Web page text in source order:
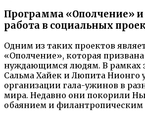
Программа «Ополчение» и
работа в социальных
Одним из таких проектов
«Ополчение», которая
нуждающимся людям. В рамках
Сальма Хайек и Люпита Нионго
организации гала-ужинов в
мира. Недавно они покорили
обаянием и филантропическим